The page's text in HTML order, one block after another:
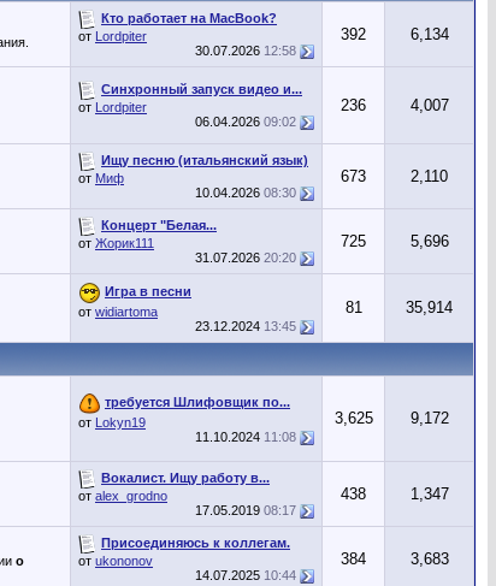
Кто работает на MacBook?
от Lordpiter
30.07.2026 12:58
392 6,134
Синхронный запуск видео и...
от Lordpiter
06.04.2026 09:02
236 4,007
Ищу песню (итальянский язык)
от Миф
10.04.2026 08:30
673 2,110
Концерт "Белая...
от Жорик111
31.07.2026 20:20
725 5,696
Игра в песни
от widiartoma
23.12.2024 13:45
81 35,914
требуется Шлифовщик по...
от Lokyn19
11.10.2024 11:08
3,625 9,172
Вокалист. Ищу работу в...
от alex_grodno
17.05.2019 08:17
438 1,347
о
Присоединяюсь к коллегам.
от ukononov
14.07.2025 10:44
384 3,683